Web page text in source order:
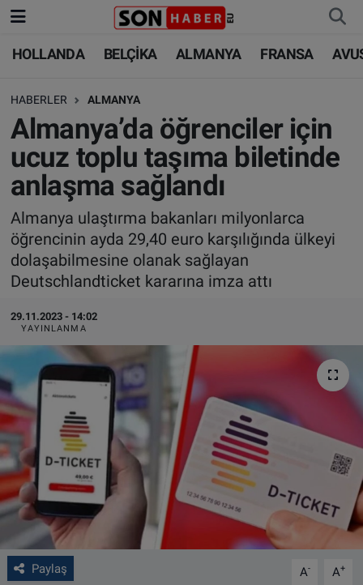
HOLLANDA BELÇİKA ALMANYA FRANSA
HABERLER ALMANYA
Almanya’da öğrenciler için
ucuz toplu taşıma biletinde
anlaşma sağlandı
Almanya ulaştırma bakanları milyonlarca
öğrencinin ayda 29,40 euro karşılığında ülkeyi
dolaşabilmesine olanak sağlayan
Deutschlandticket kararına imza attı
29.11.2023 - 14:02
YAYINLANMA
Paylaş A- A+
HOLLANDA
BELÇİKA
ALMANYA
FRANSA
AVUSTURYA
SAĞLIK - YAŞAM
BİLİM-TEKNOLOJİ
HOLLANDA
BELÇİKA
ALMANYA
TÜRKİYE
DÜNYA
BİLİM-TEKNOLOJİ
SAĞLIK
FOTO GALERİ
VIDEO GALERİ
ALGEMENE VOORWAARDEN
CONTACT
Çerez Politikası
Nöbetçi Eczaneler
Hava Durumu
Trafik Durumu
Süper Lig Puan Durumu ve Fikstür
Tüm Manşetler
Son Dakika Haberleri
Haber Arşivi